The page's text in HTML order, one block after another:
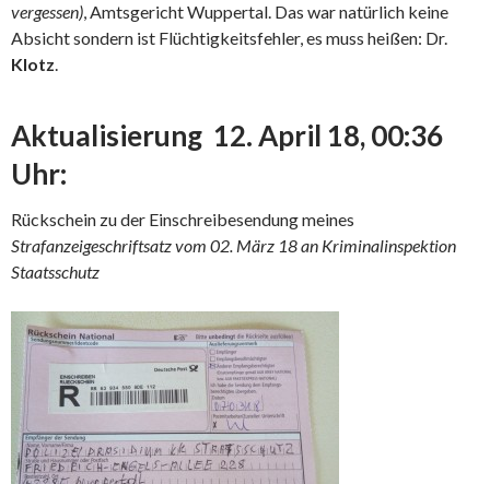
vergessen), Amtsgericht Wuppertal. Das war natürlich keine
Absicht sondern ist Flüchtigkeitsfehler, es muss heißen: Dr.
Klotz.
Aktualisierung 12. April 18, 00:36
Uhr:
Rückschein zu der Einschreibesendung meines
Strafanzeigeschriftsatz vom 02. März 18 an Kriminalinspektion
Staatsschutz